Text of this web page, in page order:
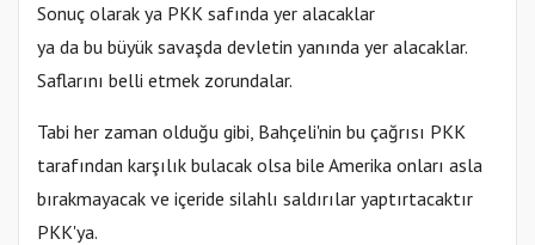
Sonuç olarak ya PKK safında yer alacaklar
ya da bu büyük savaşda devletin yanında yer alacaklar.
Saflarını belli etmek zorundalar.
Tabi her zaman olduğu gibi, Bahçeli'nin bu çağrısı PKK
tarafından karşılık bulacak olsa bile Amerika onları asla
bırakmayacak ve içeride silahlı saldırılar yaptırtacaktır
PKK'ya.